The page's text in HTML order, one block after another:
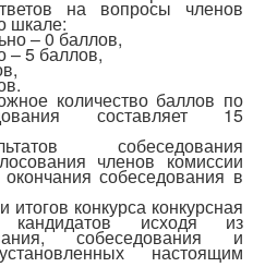
на вопросы членов
шкале:
– 0 баллов,
– 5 баллов,
количество баллов по
составляет 15
собеседования
членов комиссии
собеседования в
конкурса конкурсная
кандидатов исходя из
собеседования и
настоящим